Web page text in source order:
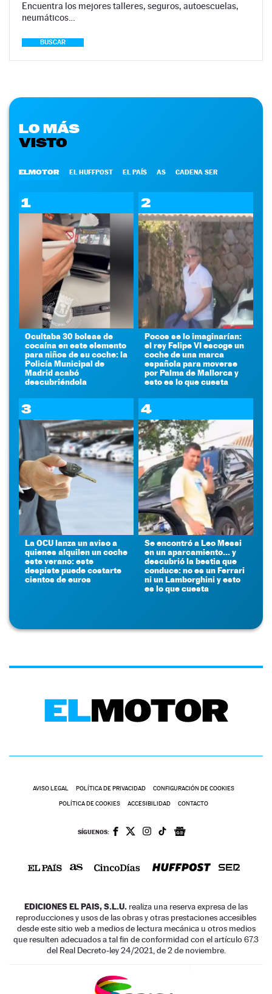
Encuentra los mejores talleres, seguros, autoescuelas,
neumáticos…
BUSCAR
LO MÁS
VISTO
ELMOTOR EL HUFFPOST EL PAÍS AS CADENA SER
1
Ocultaba 30 bolsas de
cocaína en este elemento
para niños de su coche: la
Policía Municipal de
Madrid acabó
descubriéndola
2
Pocos se lo imaginarían:
el rey Felipe VI escoge un
coche de una marca
española para moverse
por Palma de Mallorca y
esto es lo que cuesta
3
La OCU lanza un aviso a
quienes alquilen un coche
este verano: este
despiste puede costarte
cientos de euros
4
Se encontró a Leo Messi
en un aparcamiento... y
descubrió la bestia que
conduce: no es un Ferrari
ni un Lamborghini y esto
es lo que cuesta
AVISO LEGAL POLÍTICA DE PRIVACIDAD CONFIGURACIÓN DE COOKIES
POLÍTICA DE COOKIES ACCESIBILIDAD CONTACTO
SÍGUENOS:
EDICIONES EL PAIS, S.L.U. realiza una reserva expresa de las
reproducciones y usos de las obras y otras prestaciones accesibles
desde este sitio web a medios de lectura mecánica u otros medios
que resulten adecuados a tal fin de conformidad con el artículo 67.3
del Real Decreto-ley 24/2021, de 2 de noviembre.